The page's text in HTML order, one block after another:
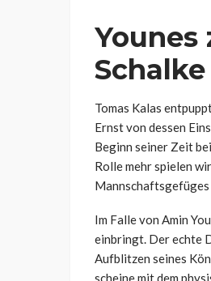
Tomas Kalas
Ernst von dessen
Beginn seiner Zeit
Rolle mehr spielen
Im Falle von Amin
einbringt. Der echte
Aufblitzen seines
scheine mit dem